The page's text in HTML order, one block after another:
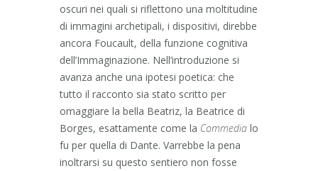
oscuri nei quali si riflettono una moltitudine
di immagini archetipali, i dispositivi, direbbe
ancora Foucault, della funzione cognitiva
dell’Immaginazione. Nell’introduzione si
avanza anche una ipotesi poetica: che
tutto il racconto sia stato scritto per
omaggiare la bella Beatriz, la Beatrice di
Borges, esattamente come la Commedia lo
fu per quella di Dante. Varrebbe la pena
inoltrarsi su questo sentiero non fosse